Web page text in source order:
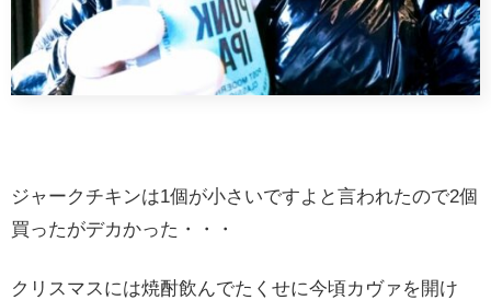
ジャークチキンは1個が小さいですよと言われたので2個
買ったがデカかった・・・
クリスマスには焼酎飲んでたくせに今頃カヴァを開け